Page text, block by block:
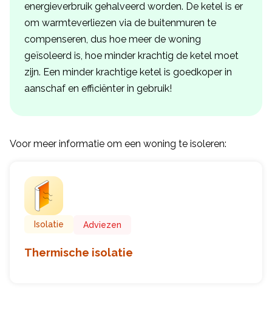
energieverbruik gehalveerd worden. De ketel is er
om warmteverliezen via de buitenmuren te
compenseren, dus hoe meer de woning
geïsoleerd is, hoe minder krachtig de ketel moet
zijn. Een minder krachtige ketel is goedkoper in
aanschaf en efficiënter in gebruik!
Voor meer informatie om een woning te isoleren:
Isolatie Adviezen
Thermische isolatie